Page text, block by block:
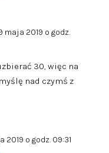
maja 2019 o godz.
30, więc na
nad czymś z
2019 o godz. 09:31